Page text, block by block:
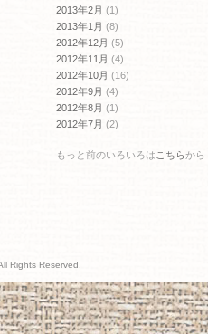
2013年2月 (1)
2013年1月 (8)
2012年12月 (5)
2012年11月 (4)
2012年10月 (16)
2012年9月 (4)
2012年8月 (1)
2012年7月 (2)
もっと前のいろいろは こちらから
Rights Reserved.